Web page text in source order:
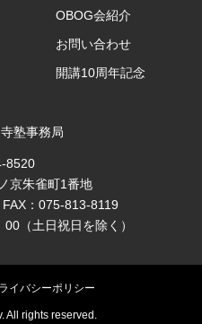
OBOG会紹介
お問い合わせ
開講10周年記念
塾事務局
8520
京朱雀町1番地
：075-813-8119
（土日祝日を除く）
イバシーポリシー
All rights reserved.